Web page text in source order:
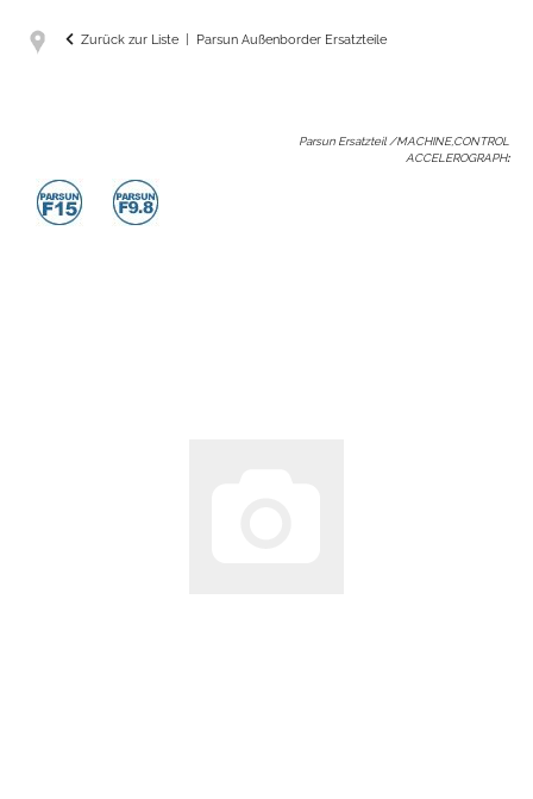
Zurück zur Liste Parsun Außenborder Ersatzteile
Parsun Ersatzteil /MACHINE,CONTROL
ACCELEROGRAPH: